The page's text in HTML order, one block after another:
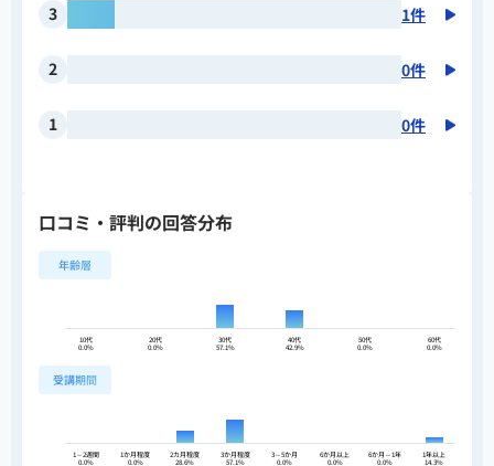
3 1件
2 0件
1 0件
口コミ・評判の回答分布
年齢層
10代
0.0%
20代
0.0%
30代
57.1%
40代
42.9%
50代
0.0%
60代
0.0%
受講期間
1～2週間
0.0%
1か月程度
0.0%
2カ月程度
28.6%
3か月程度
57.1%
3～5か月
0.0%
6か月以上
0.0%
6か月～1年
0.0%
1年以上
14.3%